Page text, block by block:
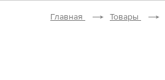
Главная Товары